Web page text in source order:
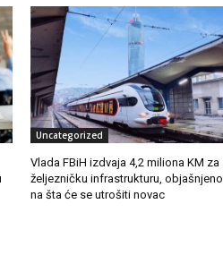
Uncategorized
Vlada FBiH izdvaja 4,2 miliona KM za
željezničku infrastrukturu, objašnjeno
na šta će se utrošiti novac